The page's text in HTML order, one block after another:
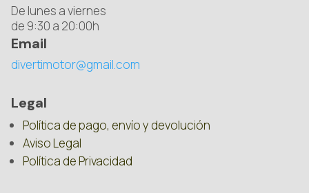
De lunes a viernes
de 9:30 a 20:00h
Email
divertimotor@gmail.com
Legal
Política de pago, envío y devolución
Aviso Legal
Política de Privacidad